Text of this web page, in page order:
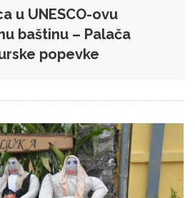
u UNESCO-ovu
baštinu – Palača
popevke